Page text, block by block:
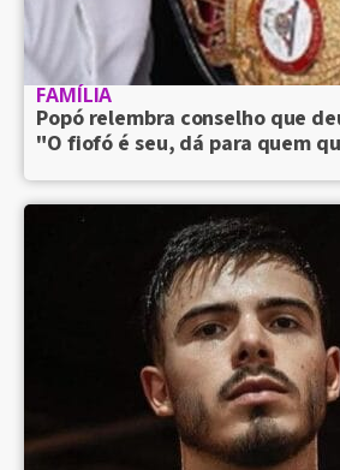
FAMÍLIA
Popó relembra conselho que
"O fiofó é seu, dá para quem